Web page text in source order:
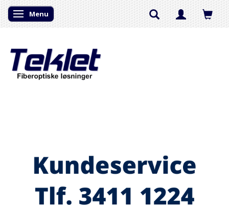
Skifte navigation
Menu